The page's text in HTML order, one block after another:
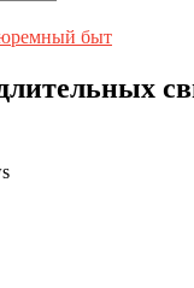
быт